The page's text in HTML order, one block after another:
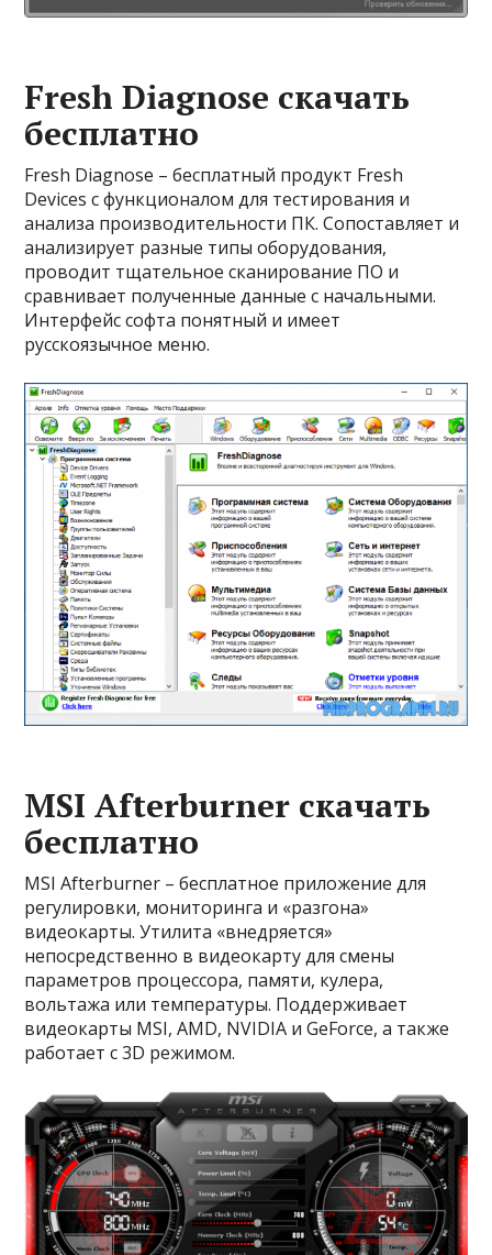
Fresh Diagnose скачать
бесплатно
Fresh Diagnose – бесплатный продукт Fresh
Devices с функционалом для тестирования и
анализа производительности ПК. Сопоставляет и
анализирует разные типы оборудования,
проводит тщательное сканирование ПО и
сравнивает полученные данные с начальными.
Интерфейс софта понятный и имеет
русскоязычное меню.
MSI Afterburner скачать
бесплатно
MSI Afterburner – бесплатное приложение для
регулировки, мониторинга и «разгона»
видеокарты. Утилита «внедряется»
непосредственно в видеокарту для смены
параметров процессора, памяти, кулера,
вольтажа или температуры. Поддерживает
видеокарты MSI, AMD, NVIDIA и GeForce, а также
работает с 3D режимом.